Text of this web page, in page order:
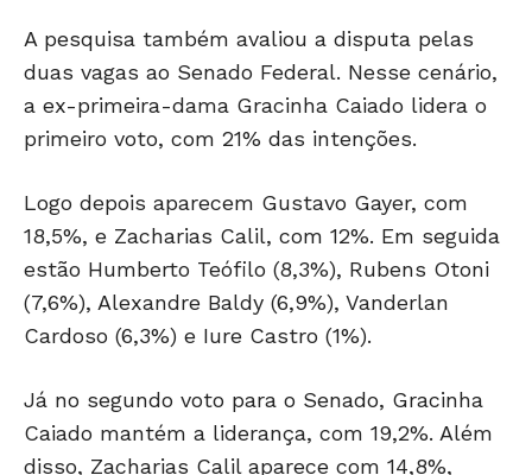
A pesquisa também avaliou a disputa pelas
duas vagas ao Senado Federal. Nesse cenário,
a ex-primeira-dama Gracinha Caiado lidera o
primeiro voto, com 21% das intenções.
Logo depois aparecem Gustavo Gayer, com
18,5%, e Zacharias Calil, com 12%. Em seguida
estão Humberto Teófilo (8,3%), Rubens Otoni
(7,6%), Alexandre Baldy (6,9%), Vanderlan
Cardoso (6,3%) e Iure Castro (1%).
Já no segundo voto para o Senado, Gracinha
Caiado mantém a liderança, com 19,2%. Além
disso, Zacharias Calil aparece com 14,8%,